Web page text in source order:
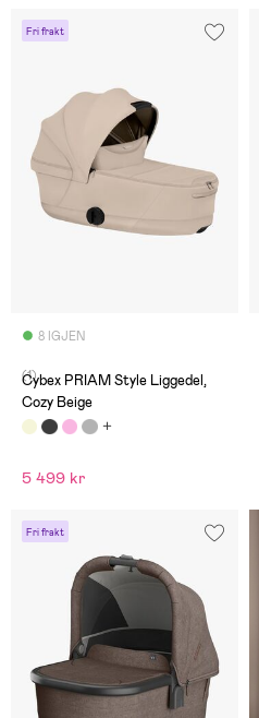
Fri frakt
8 IGJEN
(1)
Cybex PRIAM Style Liggedel,
Cozy Beige
5 499 kr
Fri frakt